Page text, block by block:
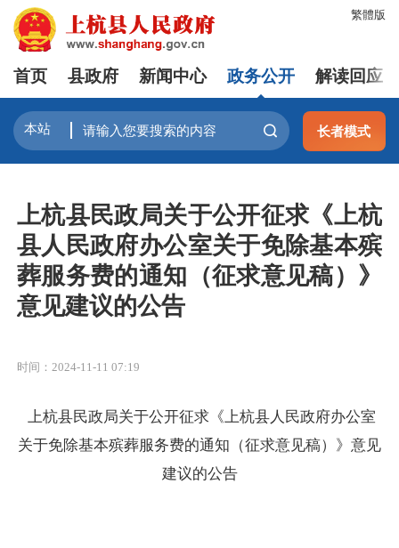
繁體版
首页 县政府 新闻中心 政务公开 解读回应
长者模式
上杭县民政局关于公开征求《上杭
县人民政府办公室关于免除基本殡
葬服务费的通知（征求意见稿）》
意见建议的公告
时间：2024-11-11 07:19
上杭县民政局关于公开征求《上杭县人民政府办公室
关于免除基本殡葬服务费的通知（征求意见稿）》意见
建议的公告